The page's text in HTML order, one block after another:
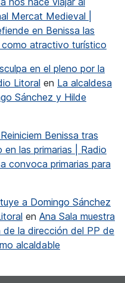
Mercat Medieval |
en Benissa las
atractivo turístico
en el pleno por la
Litoral en La alcaldesa
Sánchez y Hilde
Benissa tras
en las primarias | Radio
convoca primarias para
a Domingo Sánchez
en Ana Sala muestra
de la dirección del PP de
alcaldable